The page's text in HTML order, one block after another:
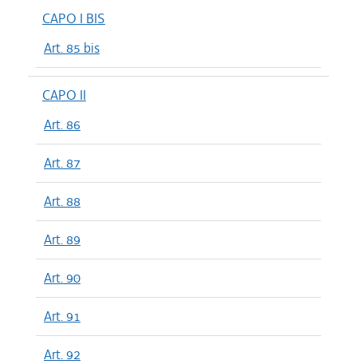
CAPO I BIS
Art. 85 bis
CAPO II
Art. 86
Art. 87
Art. 88
Art. 89
Art. 90
Art. 91
Art. 92